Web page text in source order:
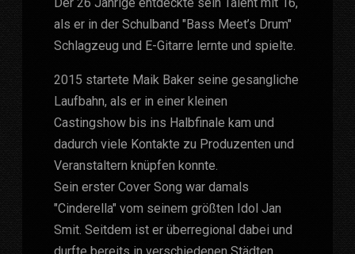
als er in der Schulband "Bass Meet’s Drum"
Schlagzeug und E-Gitarre lernte und spielte.
2015 startete Maik Baker seine gesangliche
Laufbahn, als er in einer kleinen
Castingshow bis ins Halbfinale kam und
dadurch viele Kontakte zu Produzenten und
Veranstaltern knüpfen konnte.
Sein erster Cover Song war damals
"Cinderella" vom seinem größten Idol Jan
Smit. Seitdem ist er überregional dabei und